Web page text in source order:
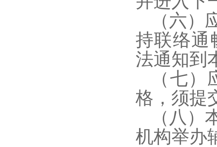
（六
持联络通
法通知到
（七
格，须提
（八
机构举办